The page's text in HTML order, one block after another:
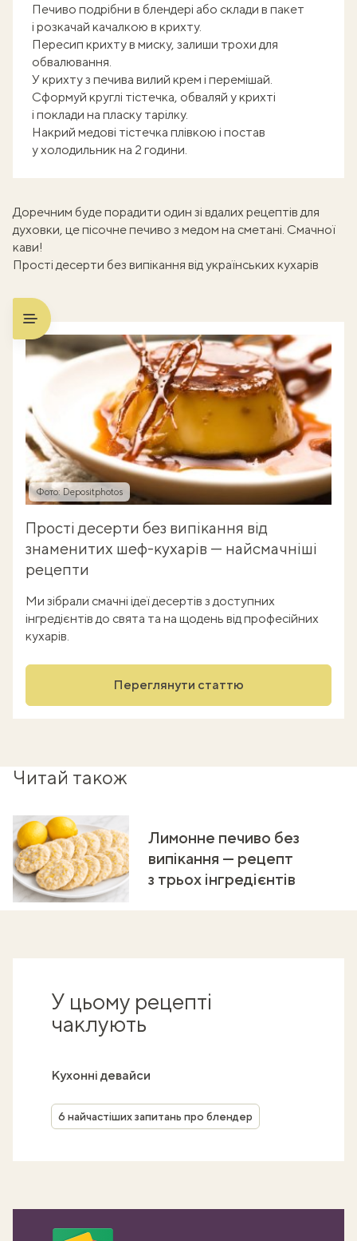
Печиво подрібни в блендері або склади в пакет
і розкачай качалкою в крихту.
Пересип крихту в миску, залиши трохи для
обвалювання.
У крихту з печива вилий крем і перемішай.
Сформуй круглі тістечка, обваляй у крихті
і поклади на пласку тарілку.
Накрий медові тістечка плівкою і постав
у холодильник на 2 години.
Доречним буде порадити один зі вдалих рецептів для
духовки, цепісочне печиво з медом на сметані. Смачної
кави!
Прості десерти без випікання від українських кухарів
Фото: Depositphotos
Прості десерти без випікання від
знаменитих шеф-кухарів — найсмачніші
рецепти
Ми зібрали смачні ідеї десертів з доступних
інгредієнтів до свята та на щодень від професійних
кухарів.
Переглянути статтю
Читай також
Лимонне печиво без
випікання — рецепт
з трьох інгредієнтів
У цьому рецепті
чаклують
Кухонні девайси
6 найчастіших запитань про блендер